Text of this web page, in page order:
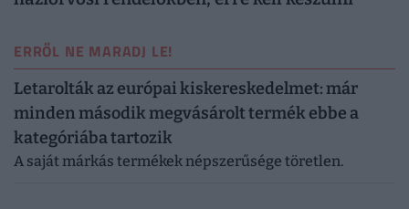
ERRŐL NE MARADJ LE!
Letarolták az európai kiskereskedelmet: már
minden második megvásárolt termék ebbe a
kategóriába tartozik
A saját márkás termékek népszerűsége töretlen.